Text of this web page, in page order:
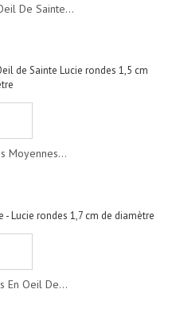
De Sainte...
Moyennes...
En Oeil De...